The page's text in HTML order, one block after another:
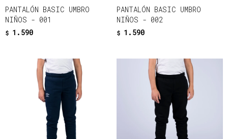
PANTALÓN BASIC UMBRO
NIÑOS - 001
$ 1.590
PANTALÓN BASIC UMBRO
NIÑOS - 002
$ 1.590